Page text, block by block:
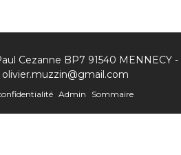
Cezanne BP7 91540 MENNECY -
olivier.muzzin@gmail.com
Admin Sommaire